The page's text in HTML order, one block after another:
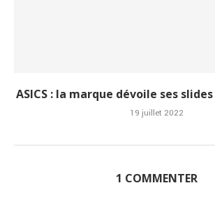
ASICS : la marque dévoile ses slides
19 juillet 2022
1 COMMENTER